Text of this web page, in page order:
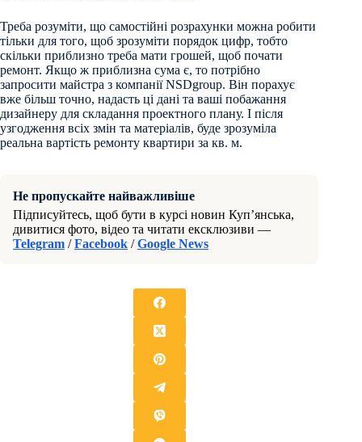
Треба розуміти, що самостійні розрахунки можна робити
тільки для того, щоб зрозуміти порядок цифр, тобто
скільки приблизно треба мати грошей, щоб почати
ремонт. Якщо ж приблизна сума є, то потрібно
запросити майстра з компанії NSDgroup. Він порахує
вже більш точно, надасть ці дані та ваші побажання
дизайнеру для складання проектного плану. І після
узгодження всіх змін та матеріалів, буде зрозуміла
реальна вартість ремонту квартири за кв. м.
Не пропускайте найважливіше
Підписуйтесь, щоб бути в курсі новин Куп’янська,
дивитися фото, відео та читати ексклюзиви —
Telegram /Facebook /Google News